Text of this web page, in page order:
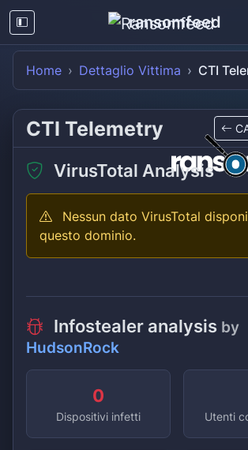
ransomfeed
Home Dettaglio Vittima CTI
CTI Telemetry
VirusTotal Analysis
Nessun dato VirusTotal
questo dominio.
Infostealer analysis by
HudsonRock
0
Dispositivi infetti Utenti